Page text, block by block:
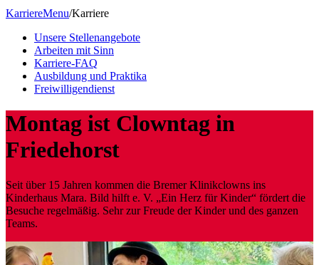
KarriereMenu/Karriere
Unsere Stellenangebote
Arbeiten mit Sinn
Karriere-FAQ
Ausbildung und Praktika
Freiwilligendienst
Montag ist Clowntag in
Friedehorst
Seit über 15 Jahren kommen die Bremer Klinikclowns ins
Kinderhaus Mara. Bild hilft e. V. „Ein Herz für Kinder“ fördert die
Besuche regelmäßig. Sehr zur Freude der Kinder und des ganzen
Teams.